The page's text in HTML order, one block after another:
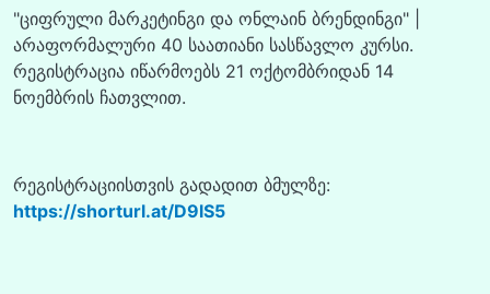
"ციფრული მარკეტინგი და ონლაინ ბრენდინგი" |
არაფორმალური 40 საათიანი სასწავლო კურსი.
რეგისტრაცია იწარმოებს 21 ოქტომბრიდან 14
ნოემბრის ჩათვლით.
რეგისტრაციისთვის გადადით ბმულზე:
https://shorturl.at/D9lS5